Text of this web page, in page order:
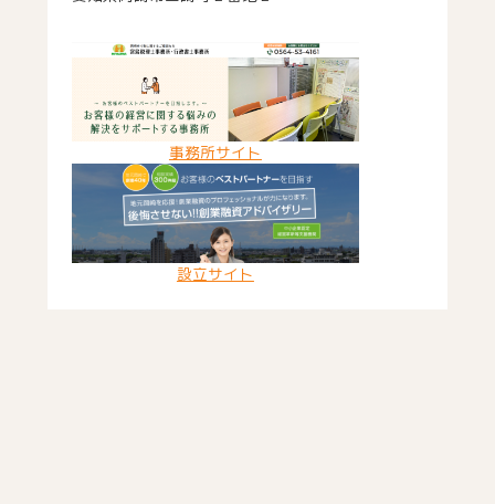
事務所サイト
設立サイト